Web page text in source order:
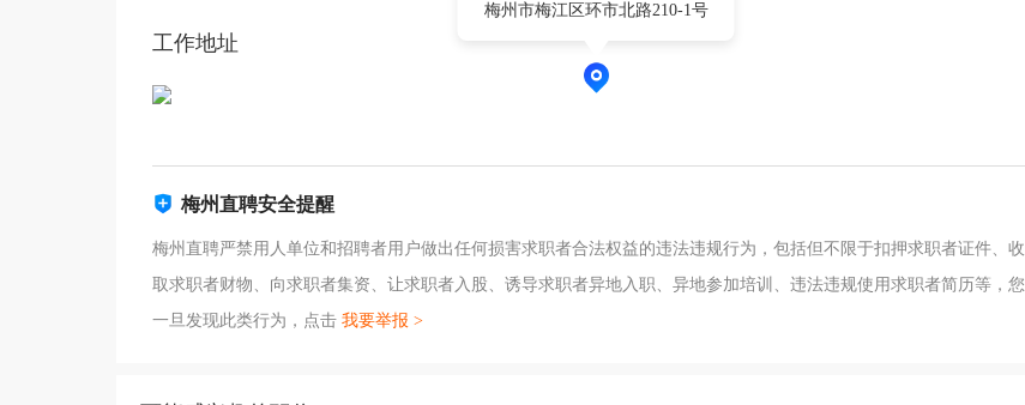
工作地址
梅州市梅江区环市北路210-1号
梅州直聘安全提醒
梅州直聘严禁用人单位和招聘者用户做出任何损害求职者合法权益的违法违规行为，包括但不限于扣押求职者证件、收
取求职者财物、向求职者集资、让求职者入股、诱导求职者异地入职、异地参加培训、违法违规使用求职者简历等，您
一旦发现此类行为，点击 我要举报 >